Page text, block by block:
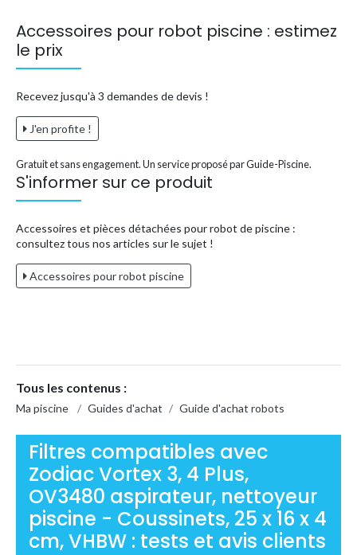
Accessoires pour robot piscine : estimez
le prix
Recevez jusqu'à 3 demandes de devis !
J'en profite !
Gratuit et sans engagement. Un service proposé par Guide-Piscine.
S'informer sur ce produit
Accessoires et pièces détachées pour robot de piscine :
consultez tous nos articles sur le sujet !
Accessoires pour robot piscine
Tous les contenus :
Ma piscine / Guides d'achat / Guide d'achat robots
Filtres compatibles avec
Zodiac Vortex 3, 4 Plus,
OV3480 aspirateur, nettoyeur
piscine - Coussinets, 25 x 16 x 4
cm, VHBW : tests et avis clients